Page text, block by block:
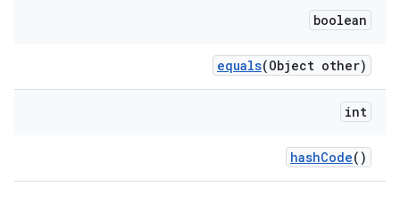
boolean
equals(Object other)
int
hashCode()